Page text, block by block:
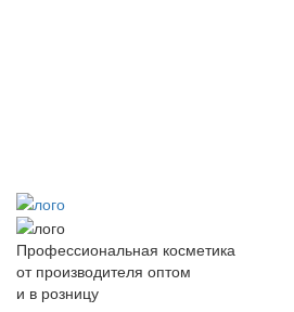
Профессиональная косметика
от производителя оптом
и в розницу